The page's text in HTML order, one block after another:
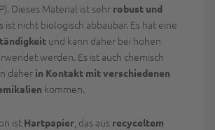
Dieses Material ist sehr robust und
ist nicht biologisch abbaubar. Es hat eine
und kann daher bei hohen
werden. Es ist auch chemisch
daher in Kontakt mit verschiedenen
kommen.
ist Hartpapier , das aus recyceltem